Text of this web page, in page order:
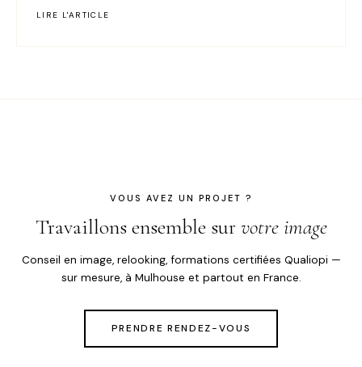
LIRE L'ARTICLE
VOUS AVEZ UN PROJET ?
Travaillons ensemble sur votre image
Conseil en image, relooking, formations certifiées Qualiopi —
sur mesure, à Mulhouse et partout en France.
PRENDRE RENDEZ-VOUS